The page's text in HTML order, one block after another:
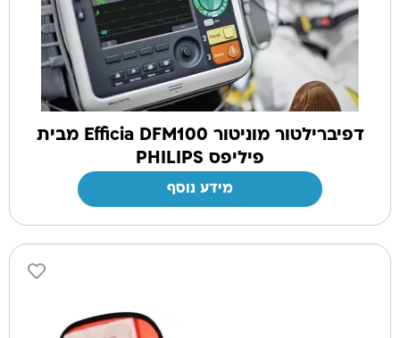
דפיברילטור מוניטור Efficia DFM100 מבית
פיליפס PHILIPS
מידע נוסף